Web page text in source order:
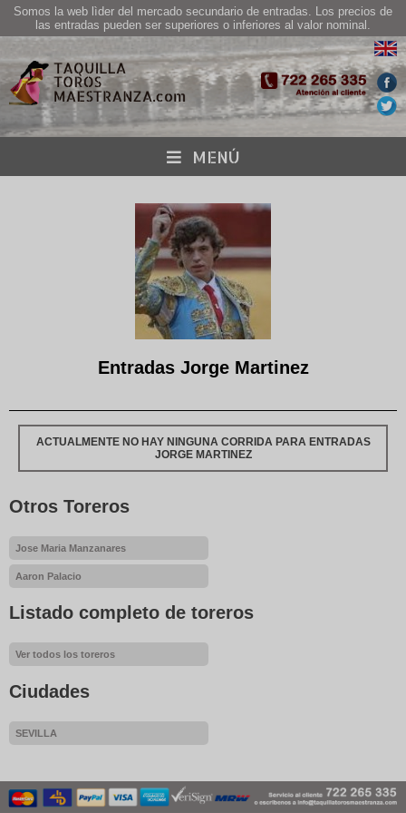
Somos la web lìder del mercado secundario de entradas. Los precios de
las entradas pueden ser superiores o inferiores al valor nominal.
MENÚ
Entradas Jorge Martinez
ACTUALMENTE NO HAY NINGUNA CORRIDA PARA ENTRADAS
JORGE MARTINEZ
Otros Toreros
Jose Maria Manzanares
Aaron Palacio
Listado completo de toreros
Ver todos los toreros
Ciudades
SEVILLA